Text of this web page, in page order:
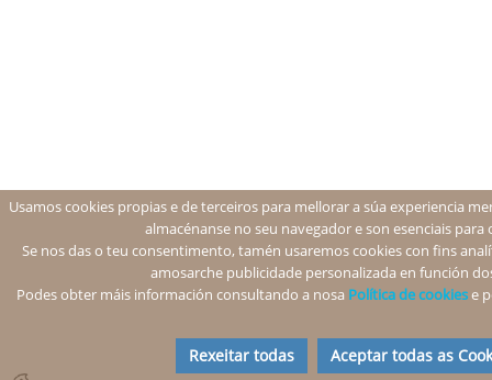
Usamos cookies propias e de terceiros para mellorar a súa experiencia
almacénanse no seu navegador e son esenciais
Se nos das o teu consentimento, tamén usaremos cookies con fins
amosarche publicidade personalizada en función
Podes obter máis información consultando a nosa Política de cookiese
Rexeitar todas Aceptar todas as